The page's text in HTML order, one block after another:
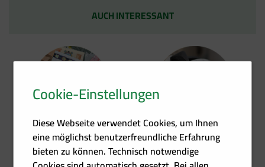
Förder­übersicht
AUCH INTERESSANT
Cookie-Einstellungen
Diese Webseite verwendet Cookies, um Ihnen
eine möglichst benutzerfreundliche Erfahrung
bieten zu können. Technisch notwendige